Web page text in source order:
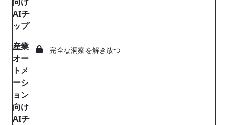
完全な洞察を解き放つ
AIチ
ップ
産業
オー
トメ
ーシ
ョン
向け
AIチ